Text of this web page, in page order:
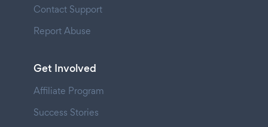
Contact Support
Report Abuse
Get Involved
Affiliate Program
Success Stories